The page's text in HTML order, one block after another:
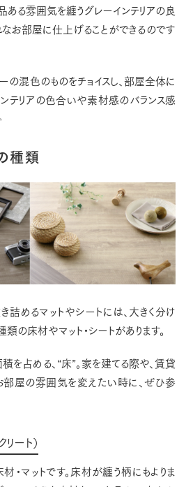
ある雰囲気を纏うグレーインテリアの良
なお部屋に仕上げることができるのです
の混色のものをチョイスし、部屋全体に
ンテリアの色合いや素材感のバランス感
種類
詰めるマットやシートには、大きく分け
の床材やマット・シートがあります。
を占める、“床”。家を建てる際や、賃貸
部屋の雰囲気を変えたい時に、ぜひ参
ート）
・マットです。床材が纏う柄にもよりま